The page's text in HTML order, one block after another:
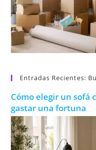
Entradas Recientes:
Cómo elegir un sofá
gastar una fortuna